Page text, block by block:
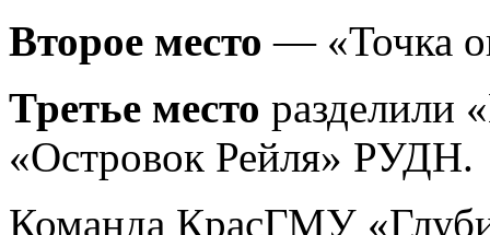
Второе место — «Точка
Третье место
«Островок Рейля» РУДН.
Команда КрасГМУ